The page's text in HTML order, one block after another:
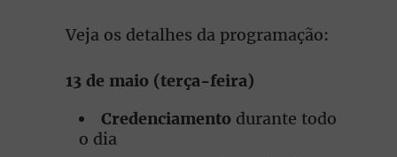
Veja os detalhes da programação:
13 de maio (terça-feira)
Credenciamento durante todo
o dia